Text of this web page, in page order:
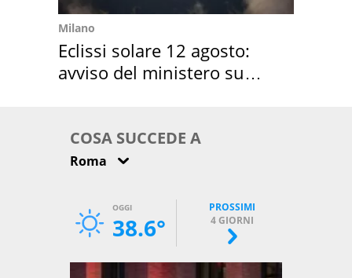
Milano
Eclissi solare 12 agosto:
avviso del ministero su